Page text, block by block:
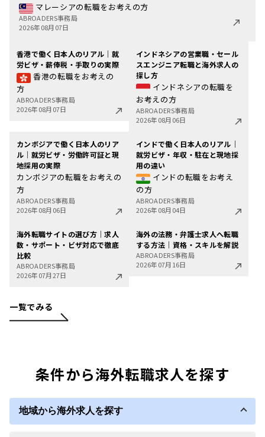
マレーシアの転職をお考えの方
ABROADERS事務局
2026年08月07日
香港で働く日本人のリアル｜就
労ビザ・薪俸税・手取りの実際
香港の転職をお考えの
方
ABROADERS事務局
2026年08月07日
インドネシアの営業職・セール
スエンジニア転職と海外求人の
探し方
インドネシアの転職を
お考えの方
ABROADERS事務局
2026年08月06日
カンボジアで働く日本人のリア
ル｜就労ビザ・労働許可証と現
地採用の実際
カンボジアの転職をお考えの
方
ABROADERS事務局
2026年08月06日
インドで働く日本人のリアル｜
就労ビザ・年収・駐在と現地採
用の違い
インドの転職をお考え
の方
ABROADERS事務局
2026年08月04日
海外転職サイトの選び方｜求人
数・サポート・ビザ対応で徹底
比較
ABROADERS事務局
2026年07月27日
海外の法務・弁護士求人へ転職
する方法｜資格・スキルを解説
ABROADERS事務局
2026年07月16日
一覧でみる
条件から海外転職求人を探す
地域から海外求人を探す